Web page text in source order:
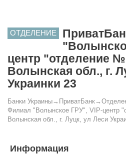
ОТДЕЛЕНИЕ
центр "отделение №
Волынская обл., г.
Украинки 23
Банки Украины→ ПриватБанк→
Филиал "Волынское ГРУ", VIP-центр
Волынская обл., г. Луцк, ул Леси
Информация